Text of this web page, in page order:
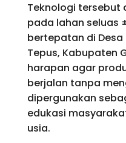
Teknologi tersebut
pada lahan seluas
bertepatan di
Tepus, Kabupaten
harapan agar
berjalan tanpa
dipergunakan
edukasi
usia.